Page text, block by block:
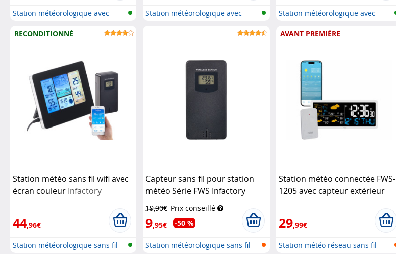
Station météorologique avec
Station météorologique avec
Station météorologique avec
RECONDITIONNÉ
Station météo sans fil wifi avec
écran couleur Infactory
44,96€
Station météorologique sans fil
Capteur sans fil pour station
météo Série FWS Infactory
19,90€ Prix conseillé
9,95€ -50 %
Station météorologique sans fil
AVANT PREMIÈRE
Station météo connectée FWS-
1205 avec capteur extérieur
29,99€
Station météo réseau sans fil